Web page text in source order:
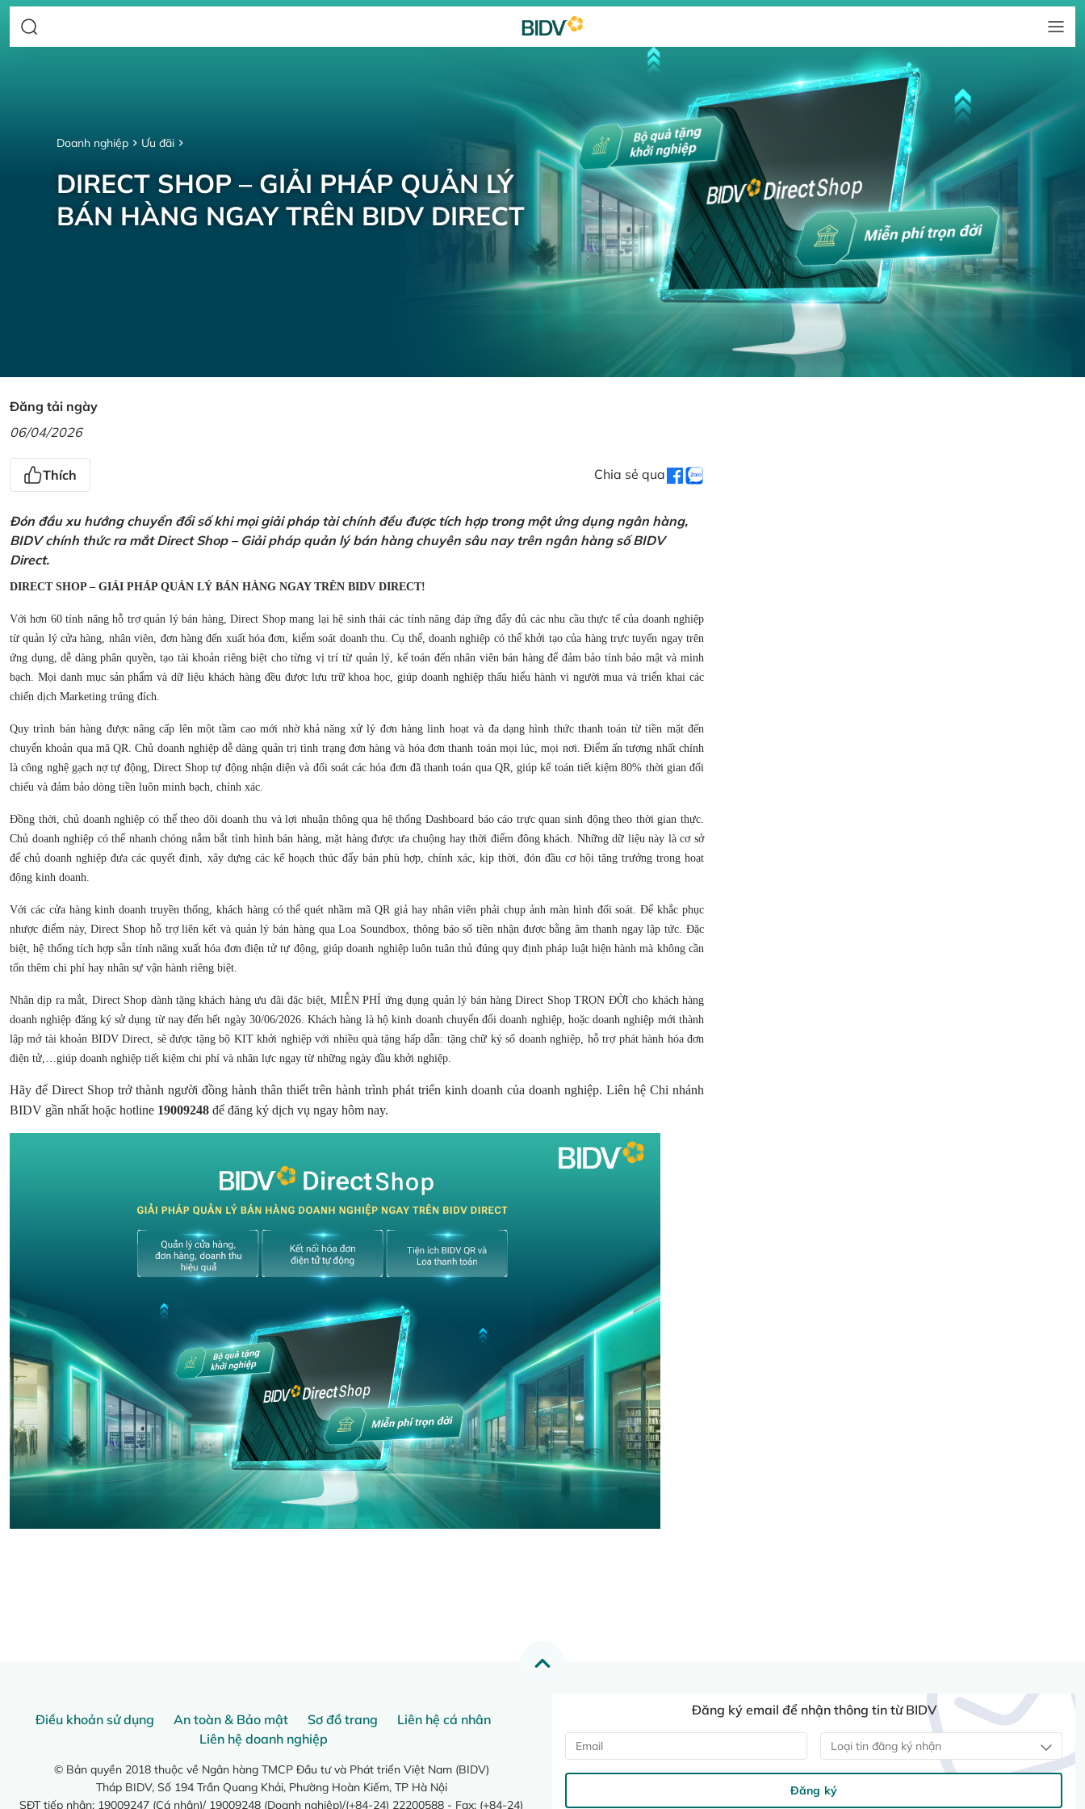
Doanh nghiệp Ưu đãi
DIRECT SHOP – GIẢI PHÁP QUẢN LÝ
BÁN HÀNG NGAY TRÊN BIDV DIRECT
Đăng tải ngày
06/04/2026
Thích Chia sẻ qua
Đón đầu xu hướng chuyển đổi số khi mọi giải pháp tài chính đều được tích hợp trong một ứng dụng ngân hàng,
BIDV chính thức ra mắt Direct Shop – Giải pháp quản lý bán hàng chuyên sâu nay trên ngân hàng số BIDV
Direct.
DIRECT SHOP – GIẢI PHÁP QUẢN LÝ BÁN HÀNG NGAY TRÊN BIDV DIRECT!
Với hơn 60 tính năng hỗ trợ quản lý bán hàng, Direct Shop mang lại hệ sinh thái các tính năng đáp ứng đẩy đủ các nhu cầu thực tế của doanh nghiệp
từ quản lý cửa hàng, nhân viên, đơn hàng đến xuất hóa đơn, kiểm soát doanh thu. Cụ thể, doanh nghiệp có thể khởi tạo của hàng trực tuyến ngay trên
ứng dụng, dễ dàng phân quyền, tạo tài khoản riêng biệt cho từng vị trí từ quản lý, kế toán đến nhân viên bán hàng để đảm bảo tính bảo mật và minh
bạch. Mọi danh mục sản phẩm và dữ liệu khách hàng đều được lưu trữ khoa học, giúp doanh nghiệp thấu hiểu hành vi người mua và triển khai các
chiến dịch Marketing trúng đích.
Quy trình bán hàng được nâng cấp lên một tầm cao mới nhờ khả năng xử lý đơn hàng linh hoạt và đa dạng hình thức thanh toán từ tiền mặt đến
chuyển khoản qua mã QR. Chủ doanh nghiệp dễ dàng quản trị tình trạng đơn hàng và hóa đơn thanh toán mọi lúc, mọi nơi. Điểm ấn tượng nhất chính
là công nghệ gạch nợ tự động, Direct Shop tự động nhận diện và đối soát các hóa đơn đã thanh toán qua QR, giúp kế toán tiết kiệm 80% thời gian đối
chiếu và đảm bảo dòng tiền luôn minh bạch, chính xác.
Đồng thời, chủ doanh nghiệp có thể theo dõi doanh thu và lợi nhuận thông qua hệ thống Dashboard báo cáo trực quan sinh động theo thời gian thực.
Chủ doanh nghiệp có thể nhanh chóng nắm bắt tình hình bán hàng, mặt hàng được ưa chuộng hay thời điểm đông khách. Những dữ liệu này là cơ sở
để chủ doanh nghiệp đưa các quyết định, xây dựng các kế hoạch thúc đẩy bán phù hợp, chính xác, kịp thời, đón đầu cơ hội tăng trưởng trong hoạt
động kinh doanh.
Với các cửa hàng kinh doanh truyền thống, khách hàng có thể quét nhầm mã QR giả hay nhân viên phải chụp ảnh màn hình đối soát. Để khắc phục
nhược điểm này, Direct Shop hỗ trợ liên kết và quản lý bán hàng qua Loa Soundbox, thông báo số tiền nhận được bằng âm thanh ngay lập tức. Đặc
biệt, hệ thống tích hợp sẵn tính năng xuất hóa đơn điện tử tự động, giúp doanh nghiệp luôn tuân thủ đúng quy định pháp luật hiện hành mà không cần
tốn thêm chi phí hay nhân sự vận hành riêng biệt.
Nhân dịp ra mắt, Direct Shop dành tặng khách hàng ưu đãi đặc biệt, MIỄN PHÍ ứng dụng quản lý bán hàng Direct Shop TRỌN ĐỜI cho khách hàng
doanh nghiệp đăng ký sử dụng từ nay đến hết ngày 30/06/2026. Khách hàng là hộ kinh doanh chuyển đổi doanh nghiệp, hoặc doanh nghiệp mới thành
lập mở tài khoản BIDV Direct, sẽ được tặng bộ KIT khởi nghiệp với nhiều quà tặng hấp dẫn: tặng chữ ký số doanh nghiệp, hỗ trợ phát hành hóa đơn
điện tử,…giúp doanh nghiệp tiết kiệm chi phí và nhân lực ngay từ những ngày đầu khởi nghiệp.
Hãy để Direct Shop trở thành người đồng hành thân thiết trên hành trình phát triển kinh doanh của doanh nghiệp. Liên hệ Chi nhánh
BIDV gần nhất hoặc hotline 19009248 để đăng ký dịch vụ ngay hôm nay.
Điều khoản sử dụng An toàn & Bảo mật Sơ đồ trang
Liên hệ cá nhân
Liên hệ doanh nghiệp
© Bản quyền 2018 thuộc về Ngân hàng TMCP Đầu tư và Phát triển Việt Nam (BIDV)
Tháp BIDV, Số 194 Trần Quang Khải, Phường Hoàn Kiếm, TP Hà Nội
SĐT tiếp nhận: 19009247 (Cá nhân)/ 19009248 (Doanh nghiệp)/(+84-24) 22200588 - Fax: (+84-24)
Đăng ký email để nhận thông tin từ BIDV
Loại tin đăng ký nhận
Đăng ký